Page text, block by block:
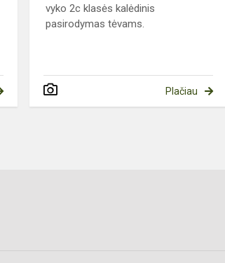
vyko 2c klasės kalėdinis
pasirodymas tėvams.
Plačiau